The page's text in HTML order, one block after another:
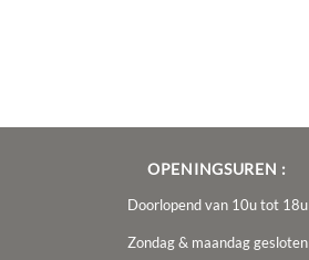
OPENINGSUREN :
Doorlopend van 10u tot 18u
Zondag & maandag gesloten